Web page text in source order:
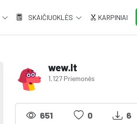
SKAIČIUOKLĖS KARPINIAI
wew.lt
1,127 Priemonės
651 0 6